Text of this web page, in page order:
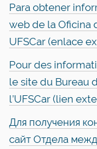
Para obtener
web de la Oficina
UFSCar (enlace
Pour des
le site du Bureau
l’UFSCar (lien
Для получения
сайт Отдела